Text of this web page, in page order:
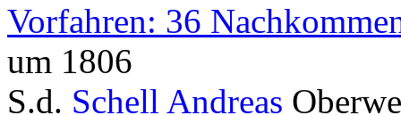
Vorfahren: 36
um 1806
S.d. Schell Andreas